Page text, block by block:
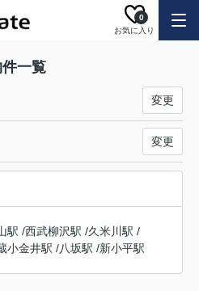
お気に入り
0
一覧
変更
変更
駅 /西武柳沢駅 /久米川駅 /
小金井駅 /八坂駅 /新小平駅